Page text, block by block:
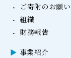
ご寄附のお願い
組織
財務報告
事業紹介